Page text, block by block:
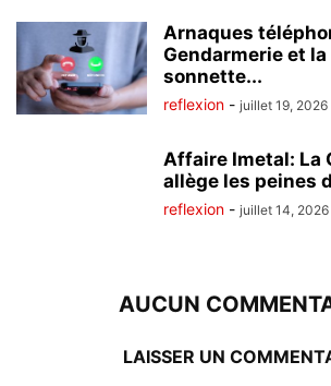
Arnaques
Gendarmerie et
sonnette...
reflexion - juillet 19, 2026
Affaire Imetal: La
allège les peines
reflexion - juillet 14, 2026
AUCUN
LAISSER UN